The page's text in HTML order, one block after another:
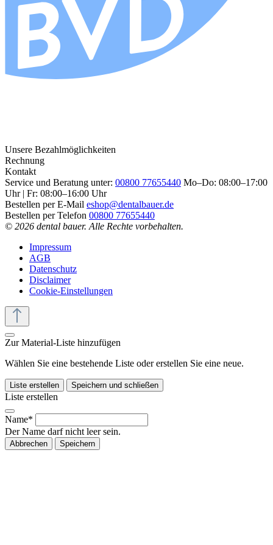
Unsere Bezahlmöglichkeiten
Rechnung
Kontakt
Service und Beratung unter: 00800 77655440 Mo–Do: 08:00–17:00
Uhr | Fr: 08:00–16:00 Uhr
Bestellen per E-Mail eshop@dentalbauer.de
Bestellen per Telefon 00800 77655440
© 2026 dental bauer. Alle Rechte vorbehalten.
Impressum
AGB
Datenschutz
Disclaimer
Cookie-Einstellungen
Zur Material-Liste hinzufügen
Wählen Sie eine bestehende Liste oder erstellen Sie eine neue.
Liste erstellen Speichern und schließen
Liste erstellen
Name*
Der Name darf nicht leer sein.
Abbrechen Speichern